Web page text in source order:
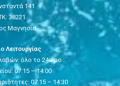
141
38221
Μαγνησία
Λειτουργίας
όλο το 24ωρο
07:15 – 14:00
07:15 – 14:30